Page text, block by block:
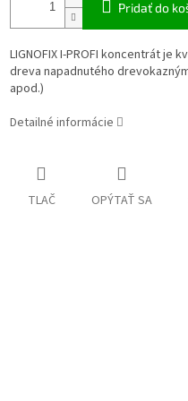
Pridať do
LIGNOFIX I-PROFI koncentrát je
dreva napadnutého
apod.)
Detailné informácie
TLAČ OPÝTAŤ SA